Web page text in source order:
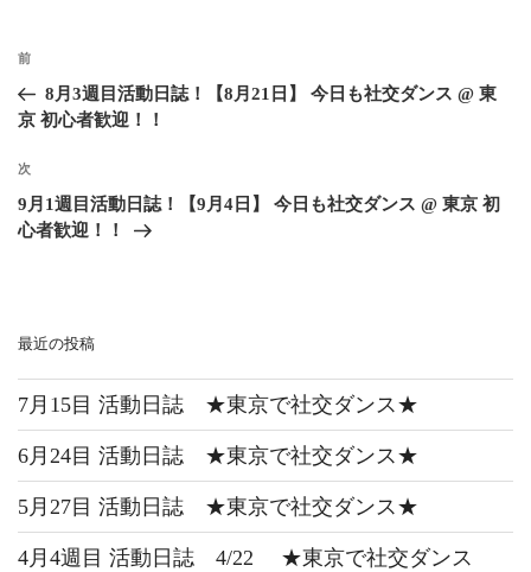
前
8月3週目活動日誌！【8月21日】 今日も社交ダンス @ 東
京 初心者歓迎！！
次
9月1週目活動日誌！【9月4日】 今日も社交ダンス @ 東京 初
心者歓迎！！
最近の投稿
7月15目 活動日誌 ★東京で社交ダンス★
6月24目 活動日誌 ★東京で社交ダンス★
5月27目 活動日誌 ★東京で社交ダンス★
4月4週目 活動日誌 4/22 ★東京で社交ダンス